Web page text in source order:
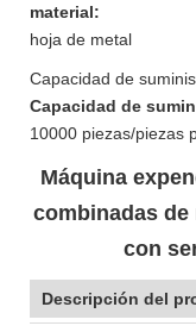
material:
hoja de metal
Capacidad de
Capacidad de
10000 piezas/piezas
Máquina
combinadas de
con
Descripción del